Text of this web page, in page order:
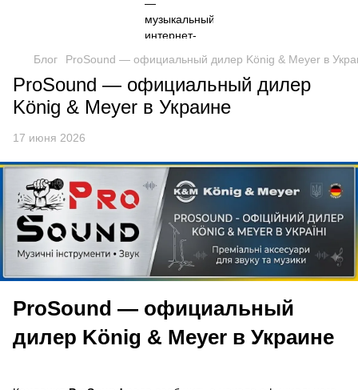
Блог ProSound — официальный дилер König & Meyer в
ProSound — официальный дилер
König & Meyer в Украине
17 июня 2026
ProSound — официальный
дилер König & Meyer в Украине